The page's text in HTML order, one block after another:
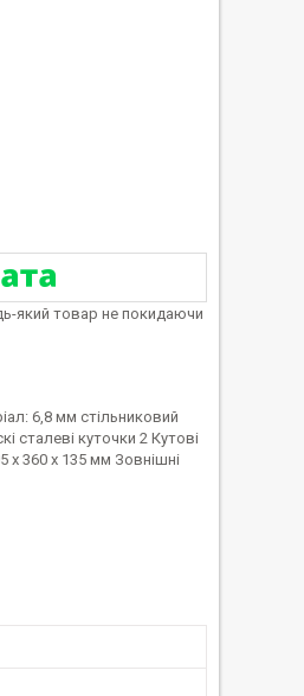
який товар не покидаючи
6,8 мм стільниковий
сталеві куточки 2 Кутові
x 360 x 135 мм Зовнішні